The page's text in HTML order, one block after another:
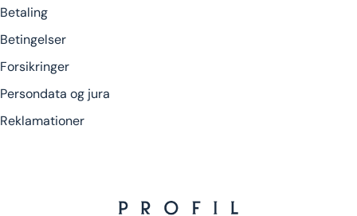
Betaling
Betingelser
Forsikringer
Persondata og jura
Reklamationer